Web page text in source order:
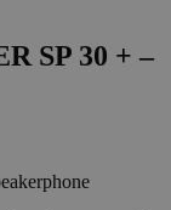
SP 30 + –
necessary
for Cookie-